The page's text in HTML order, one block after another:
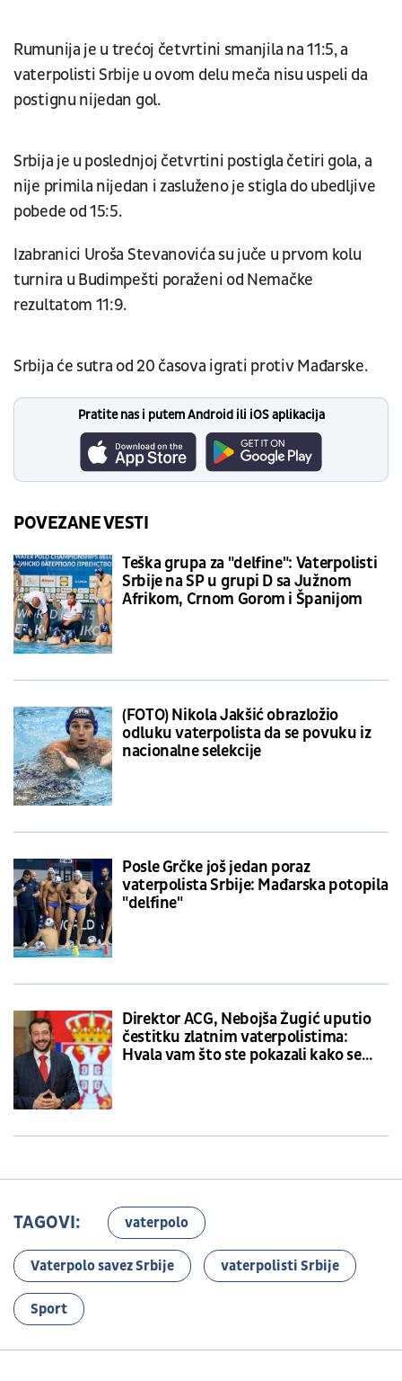
Rumunija je u trećoj četvrtini smanjila na 11:5, a
vaterpolisti Srbije u ovom delu meča nisu uspeli da
postignu nijedan gol.
Srbija je u poslednjoj četvrtini postigla četiri gola, a
nije primila nijedan i zasluženo je stigla do ubedljive
pobede od 15:5.
Izabranici Uroša Stevanovića su juče u prvom kolu
turnira u Budimpešti poraženi od Nemačke
rezultatom 11:9.
Srbija će sutra od 20 časova igrati protiv Mađarske.
Pratite nas i putem Android ili iOS aplikacija
POVEZANE VESTI
Teška grupa za "delfine": Vaterpolisti
Srbije na SP u grupi D sa Južnom
Afrikom, Crnom Gorom i Španijom
(FOTO) Nikola Jakšić obrazložio
odluku vaterpolista da se povuku iz
nacionalne selekcije
Posle Grčke još jedan poraz
vaterpolista Srbije: Mađarska potopila
"delfine"
Direktor ACG, Nebojša Žugić uputio
čestitku zlatnim vaterpolistima:
Hvala vam što ste pokazali kako se
TAGOVI: vaterpolo
Vaterpolo savez Srbije vaterpolisti Srbije
Sport